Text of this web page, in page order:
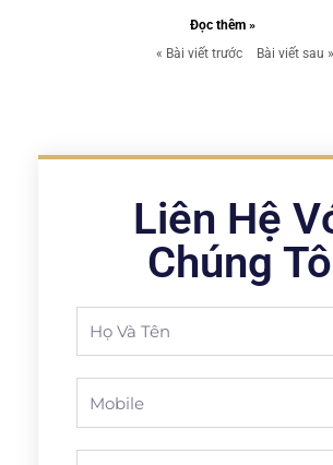
Đọc thêm »
« Bài viết trước
Bài viết sau »
Liên Hệ
Chúng
Name